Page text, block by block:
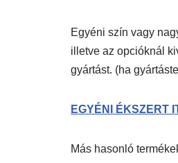
Egyéni szín vagy
illetve az opcióknál
gyártást. (ha
EGYÉNI ÉKSZERT
Más hasonló